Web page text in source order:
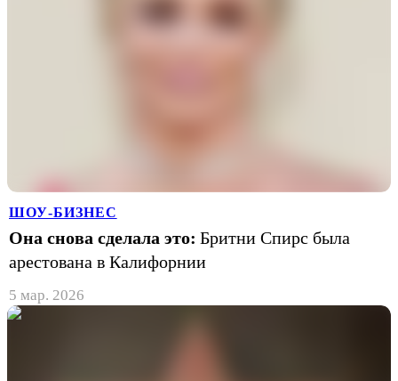
ШОУ-БИЗНЕС
Она снова сделала это: Бритни Спирс была
арестована в Калифорнии
5 мар. 2026